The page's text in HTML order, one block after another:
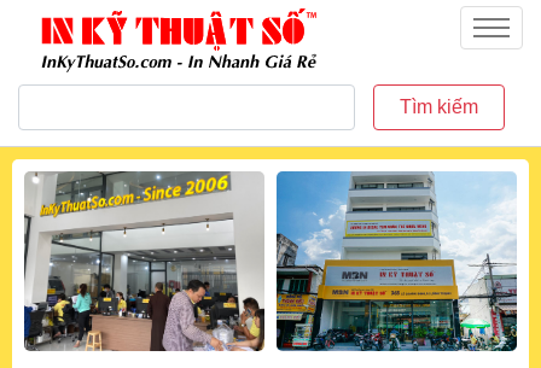
inkythuatso.com
Menu
Tìm kiếm